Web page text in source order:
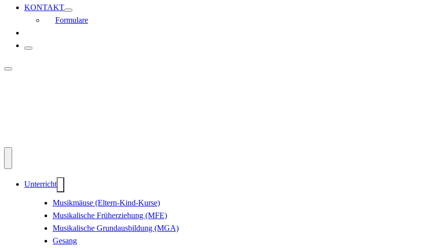
KONTAKT
Formulare
Unterricht
Musikmäuse (Eltern-Kind-Kurse)
Musikalische Früherziehung (MFE)
Musikalische Grundausbildung (MGA)
Gesang